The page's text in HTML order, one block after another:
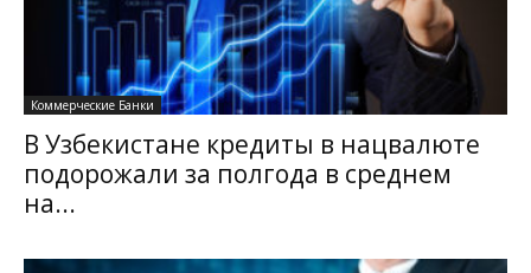
Коммерческие Банки
В Узбекистане кредиты в нацвалюте
подорожали за полгода в среднем
на...